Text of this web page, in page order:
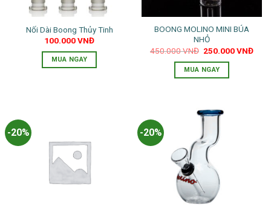
có
thể
được
chọn
trên
trang
Nối Dài Boong Thủy Tinh
100.000VNĐ
MUA NGAY
BOONG MOLINO MINI BÚA
NHỎ
450.000VNĐ Giá
là:
450.000 VNĐ.
250.000VNĐGiá
MUA NGAY
-20% -20%